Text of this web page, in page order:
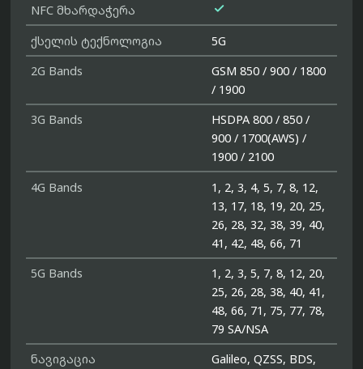
NFC მხარდაჭერა 
ქსელის ტექნოლოგია
5G
2G Bands
GSM 850 / 900 / 1800
/ 1900
3G Bands
HSDPA 800 / 850 /
900 / 1700(AWS) /
1900 / 2100
4G Bands
1, 2, 3, 4, 5, 7, 8, 12,
13, 17, 18, 19, 20, 25,
26, 28, 32, 38, 39, 40,
41, 42, 48, 66, 71
5G Bands
1, 2, 3, 5, 7, 8, 12, 20,
25, 26, 28, 38, 40, 41,
48, 66, 71, 75, 77, 78,
79 SA/NSA
ნავიგაცია
Galileo, QZSS, BDS,